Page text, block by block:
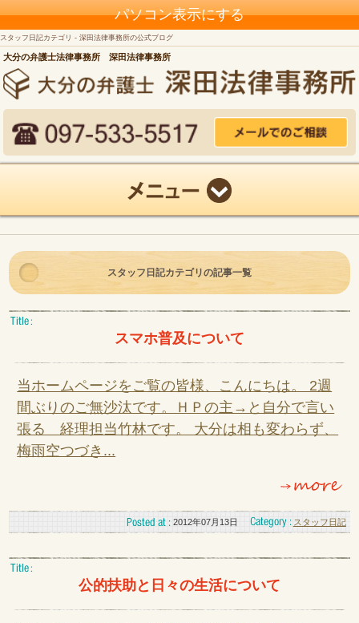
パソコン表示にする
スタッフ日記カテゴリ - 深田法律事務所の公式ブログ
大分の弁護士法律事務所 深田法律事務所
スタッフ日記カテゴリの記事一覧
スマホ普及について
当ホームページをご覧の皆様、こんにちは。 2週
間ぶりのご無沙汰です。ＨＰの主→と自分で言い
張る 経理担当竹林です。 大分は相も変わらず、
梅雨空つづき...
スタッフ日記
2012年07月13日
公的扶助と日々の生活について